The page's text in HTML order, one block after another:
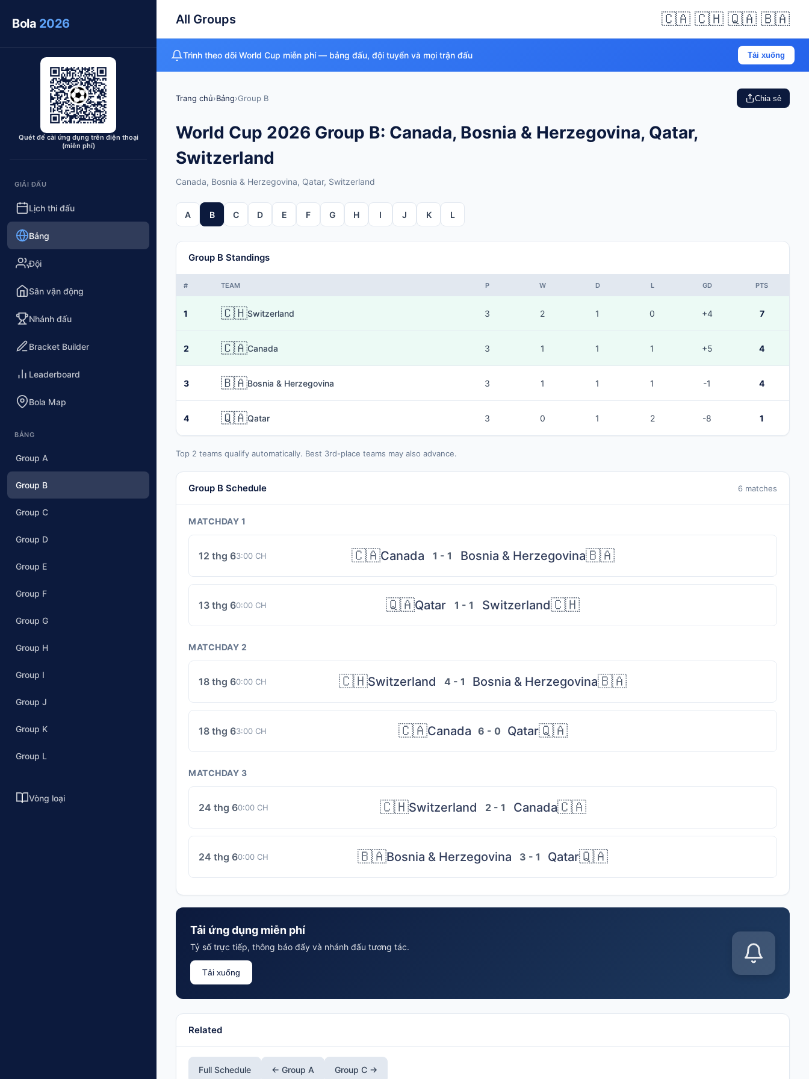
Bola 2026
Quét để cài ứng dụng trên điện thoại
(miễn phí)
GIẢI ĐẤU
Lịch thi đấu
Bảng
Đội
Sân vận động
Nhánh đấu
Bracket Builder
Leaderboard
Bola Map
BẢNG
Group A
Group B
Group C
Group D
Group E
Group F
Group G
Group H
Group I
Group J
Group K
Group L
Vòng loại
All Groups 🇨🇦 🇨🇭 🇶🇦 🇧🇦
Trình theo dõi World Cup miễn phí — bảng đấu, đội tuyển và mọi trận đấu Tải xuống
Trang chủ›Bảng›Group B Chia sẻ
World Cup 2026 Group B: Canada, Bosnia & Herzegovina, Qatar,
Switzerland
Canada, Bosnia & Herzegovina, Qatar, Switzerland
A B C D E F G H I J K L
Group B Standings
# TEAM P W D L GD PTS
1 🇨🇭Switzerland 3 2 1 0 +4 7
2 🇨🇦Canada 3 1 1 1 +5 4
3 🇧🇦Bosnia & Herzegovina 3 1 1 1 -1 4
4 🇶🇦Qatar 3 0 1 2 -8 1
Top 2 teams qualify automatically. Best 3rd-place teams may also advance.
Group B Schedule 6 matches
MATCHDAY 1
12 thg 63:00 CH 🇨🇦Canada 1 - 1 Bosnia & Herzegovina🇧🇦
13 thg 60:00 CH 🇶🇦Qatar 1 - 1 Switzerland🇨🇭
MATCHDAY 2
18 thg 60:00 CH 🇨🇭Switzerland 4 - 1 Bosnia & Herzegovina🇧🇦
18 thg 63:00 CH 🇨🇦Canada 6 - 0 Qatar🇶🇦
MATCHDAY 3
24 thg 60:00 CH 🇨🇭Switzerland 2 - 1 Canada🇨🇦
24 thg 60:00 CH 🇧🇦Bosnia & Herzegovina 3 - 1 Qatar🇶🇦
Tải ứng dụng miễn phí
Tỷ số trực tiếp, thông báo đẩy và nhánh đấu tương tác.
Tải xuống
Related
Full Schedule ← Group A Group C →